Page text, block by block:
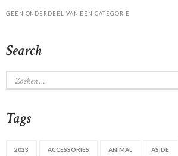
GEEN ONDERDEEL VAN EEN CATEGORIE
Search
Zoeken
naar:
Tags
2023 ACCESSORIES ANIMAL ASIDE